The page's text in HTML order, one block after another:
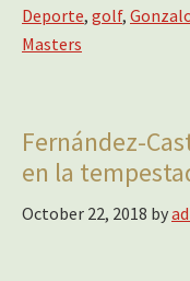
Deporte, golf,
Masters
Fernández-
en la
October 22, 2018 by